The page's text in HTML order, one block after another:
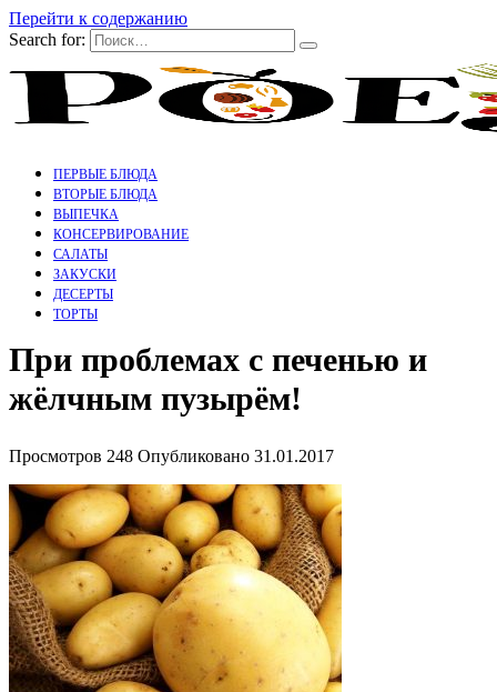
Перейти к содержанию
Search for:
ПЕРВЫЕ БЛЮДА
ВТОРЫЕ БЛЮДА
ВЫПЕЧКА
КОНСЕРВИРОВАНИЕ
САЛАТЫ
ЗАКУСКИ
ДЕСЕРТЫ
ТОРТЫ
При проблемах с печенью и
жёлчным пузырём!
Просмотров 248 Опубликовано 31.01.2017